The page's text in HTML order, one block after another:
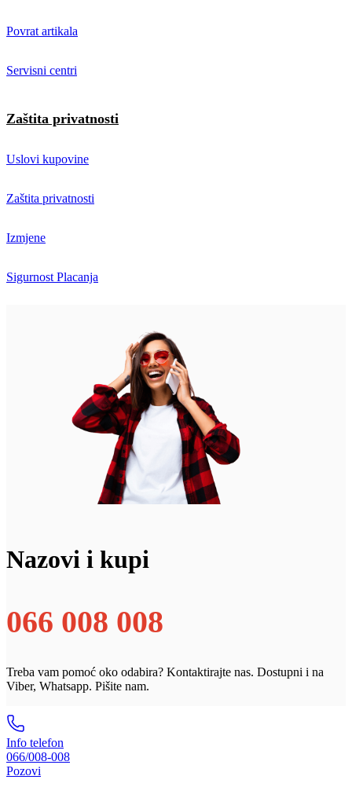
Povrat artikala
Servisni centri
Zaštita privatnosti
Uslovi kupovine
Zaštita privatnosti
Izmjene
Sigurnost Placanja
Nazovi i kupi
066 008 008
Treba vam pomoć oko odabira? Kontaktirajte nas. Dostupni i na
Viber, Whatsapp. Pišite nam.
Info telefon
066/008-008
Pozovi